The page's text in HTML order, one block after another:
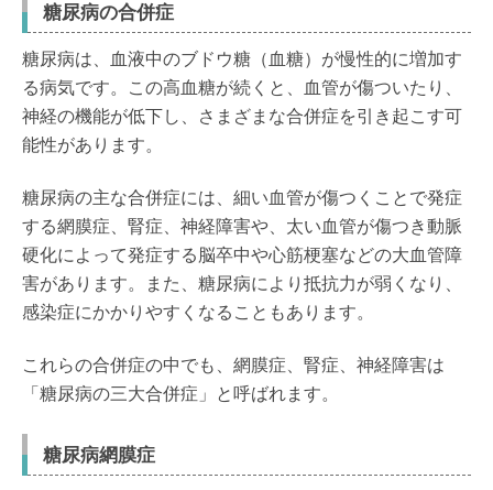
糖尿病の合併症
糖尿病は、血液中のブドウ糖（血糖）が慢性的に増加す
る病気です。この高血糖が続くと、血管が傷ついたり、
神経の機能が低下し、さまざまな合併症を引き起こす可
能性があります。
糖尿病の主な合併症には、細い血管が傷つくことで発症
する網膜症、腎症、神経障害や、太い血管が傷つき動脈
硬化によって発症する脳卒中や心筋梗塞などの大血管障
害があります。また、糖尿病により抵抗力が弱くなり、
感染症にかかりやすくなることもあります。
これらの合併症の中でも、網膜症、腎症、神経障害は
「糖尿病の三大合併症」と呼ばれます。
糖尿病網膜症